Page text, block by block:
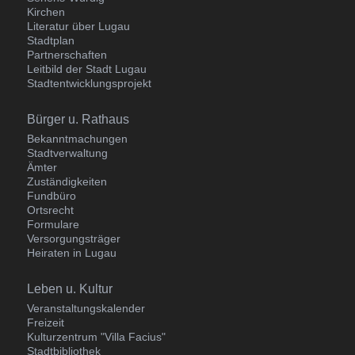
Kirchen
Literatur über Lugau
Stadtplan
Partnerschaften
Leitbild der Stadt Lugau
Stadtentwicklungsprojekt
Navigation
überspringen
Bürger u. Rathaus
Bekanntmachungen
Stadtverwaltung
Ämter
Zuständigkeiten
Fundbüro
Ortsrecht
Formulare
Versorgungsträger
Heiraten in Lugau
Navigation
überspringen
Leben u. Kultur
Veranstaltungskalender
Freizeit
Kulturzentrum "Villa Facius"
Stadtbibliothek